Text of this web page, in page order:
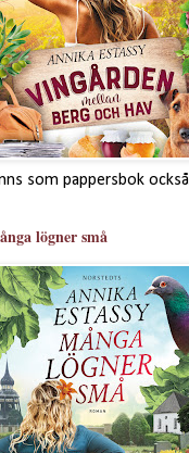
som pappersbok också
lögner små